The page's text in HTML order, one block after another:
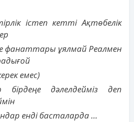
істеп кетті Ақтөбелік
фанаттары ұялмай Реалмен
емес)
бірдеңе дәлелдейміз деп
енді басталарда …